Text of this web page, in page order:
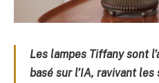
Les lampes Tiffany sont
basé sur l’IA, ravivant les